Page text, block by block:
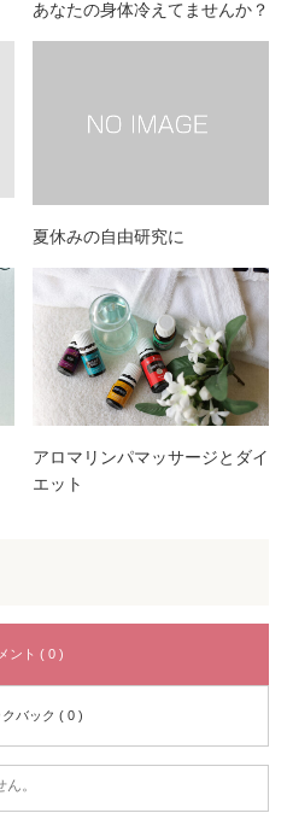
あなたの身体冷えてませんか？
夏休みの自由研究に
アロマリンパマッサージとダイ
エット
ント ( 0 )
クバック ( 0 )
。